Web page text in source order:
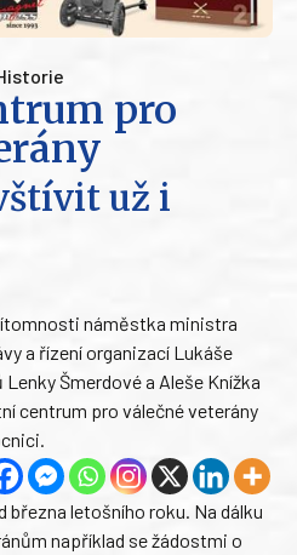
pro
už i
náměstka ministra
a řízení organizací Lukáše
Šmerdové a Aleše Knížka
centrum pro válečné veterány
března letošního roku. Na dálku
například se žádostmi o